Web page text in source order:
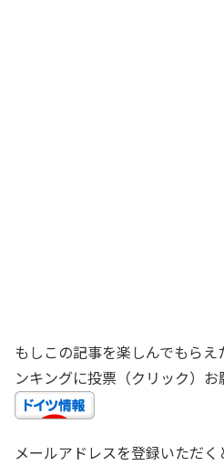
もしこの記事を楽しんでもら
ンキングに投票（クリック）
メールアドレスを登録いただ